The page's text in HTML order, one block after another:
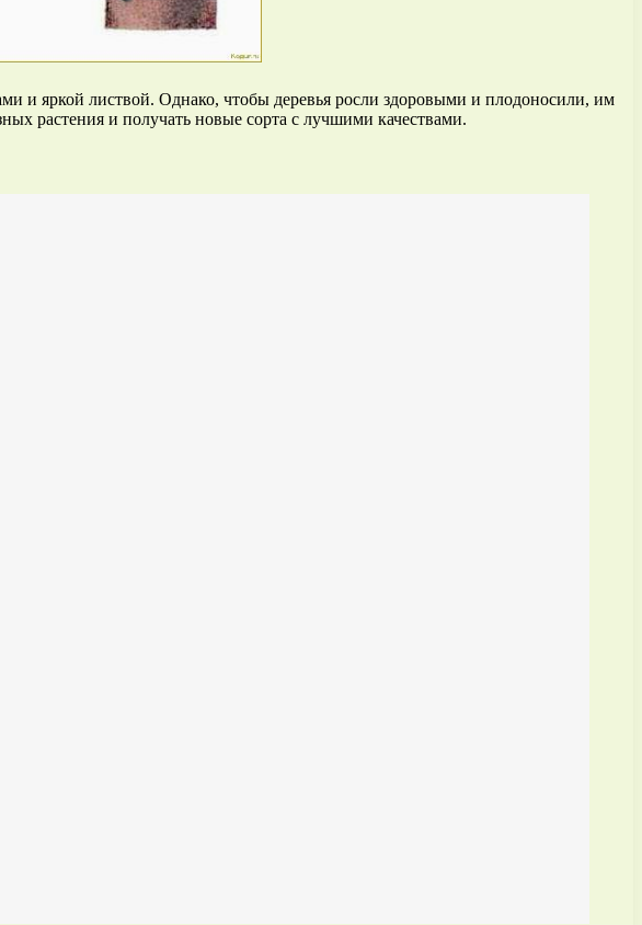
и яркой листвой. Однако, чтобы деревья росли здоровыми и плодоносили, им
растения и получать новые сорта с лучшими качествами.